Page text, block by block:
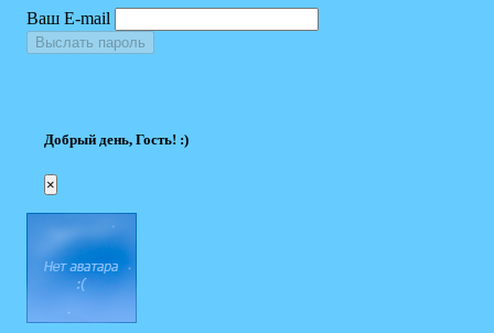
Ваш E-mail
Выслать пароль
Добрый день, Гость! :)
×